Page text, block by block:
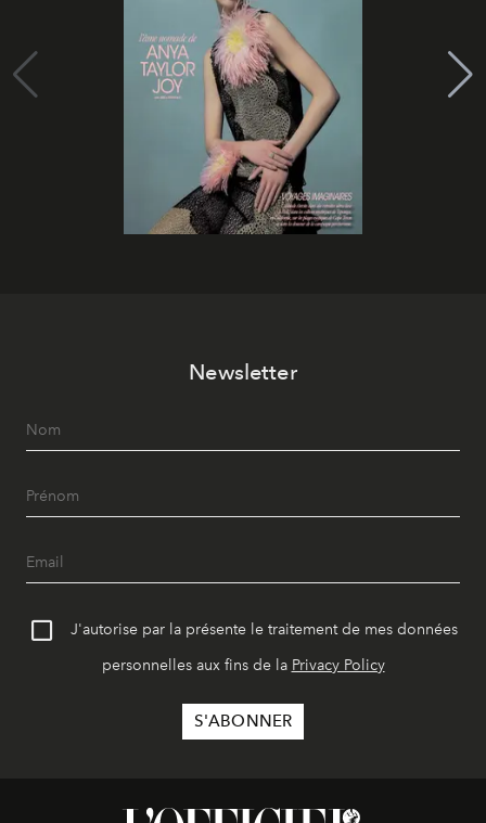
Newsletter
J'autorise par la présente le traitement de mes données
personnelles aux fins de la Privacy Policy